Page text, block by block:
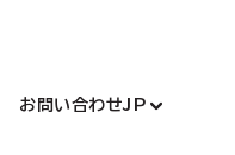
お問い合わせJP